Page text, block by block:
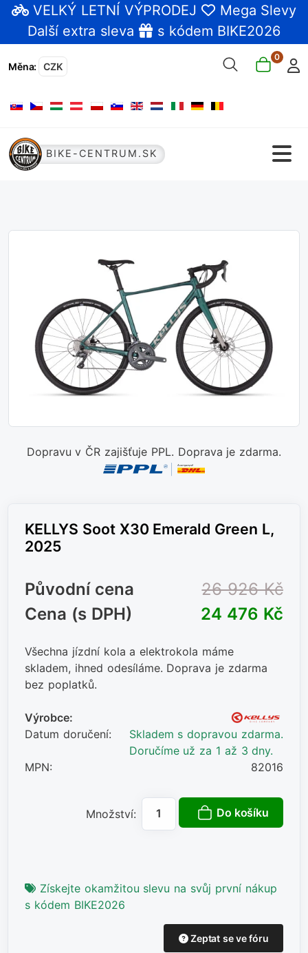
VELKÝ LETNÍ VÝPRODEJ
Mega Slevy
Další extra sleva
s kódem BIKE2026
Měna: CZK
0
Zvolte jazyk
BIKE-CENTRUM.SK
Dopravu v ČR zajišťuje PPL. Doprava je zdarma.
KELLYS Soot X30 Emerald Green L,
2025
Původní cena
26 926 Kč
Cena (s DPH)
24 476 Kč
Všechna jízdní kola a elektrokola máme
skladem, ihned odesíláme. Doprava je zdarma
bez poplatků.
Výrobce:
Datum doručení:
Skladem s dopravou zdarma.
Doručíme už za 1 až 3 dny.
MPN:
82016
Množství: Do košíku
Získejte okamžitou slevu na svůj první nákup
s kódem BIKE2026
Zeptat se ve fóru